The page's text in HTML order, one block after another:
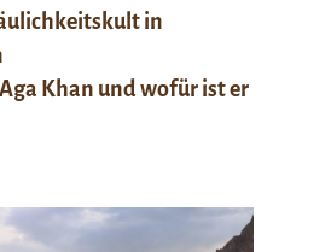
in
Khan und wofür ist er